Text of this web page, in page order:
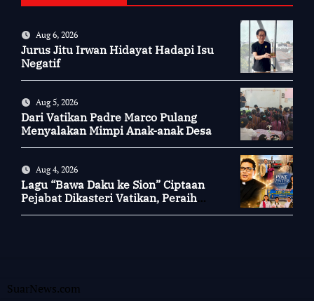
Aug 6, 2026
Jurus Jitu Irwan Hidayat Hadapi Isu
Negatif
Aug 5, 2026
Dari Vatikan Padre Marco Pulang
Menyalakan Mimpi Anak-anak Desa
Aug 4, 2026
Lagu “Bawa Daku ke Sion” Ciptaan
Pejabat Dikasteri Vatikan, Peraih
SuarNews.com